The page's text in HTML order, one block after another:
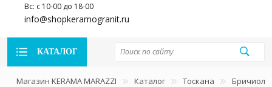
Вс: с 10-00 до 18-00
info@shopkeramogranit.ru
КАТАЛОГ
Магазин KERAMA MARAZZI Каталог Тоскана Бричиола